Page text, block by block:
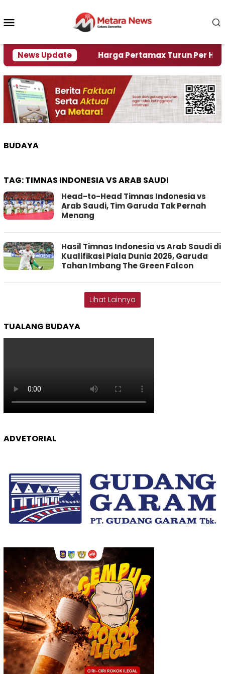
konten
News Update
Krisi Air Harga Pertamax Turun Per Hari Ini,
BUDAYA
TAG:TIMNAS INDONESIA VS ARAB SAUDI
Head-to-Head Timnas Indonesia vs
Arab Saudi, Tim Garuda Tak Pernah
Menang
Hasil Timnas Indonesia vs Arab Saudi di
Kualifikasi Piala Dunia 2026, Garuda
Tahan Imbang The Green Falcon
Lihat Lainnya
TUALANG BUDAYA
ADVETORIAL